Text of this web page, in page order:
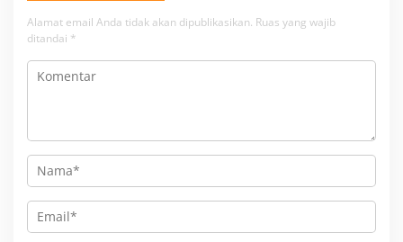
Alamat email Anda tidak akan dipublikasikan. Ruas yang wajib
ditandai *